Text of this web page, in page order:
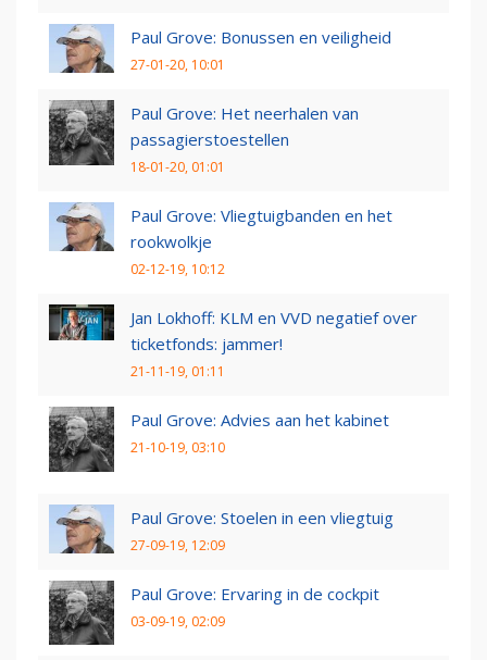
Paul Grove: Bonussen en veiligheid
27-01-20, 10:01
Paul Grove: Het neerhalen van
passagierstoestellen
18-01-20, 01:01
Paul Grove: Vliegtuigbanden en het
rookwolkje
02-12-19, 10:12
Jan Lokhoff: KLM en VVD negatief over
ticketfonds: jammer!
21-11-19, 01:11
Paul Grove: Advies aan het kabinet
21-10-19, 03:10
Paul Grove: Stoelen in een vliegtuig
27-09-19, 12:09
Paul Grove: Ervaring in de cockpit
03-09-19, 02:09